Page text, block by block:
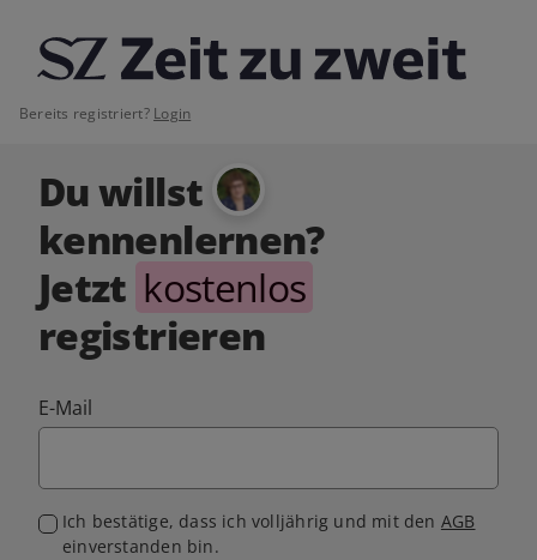
Bereits registriert? Login
Du willst
kennenlernen?
Jetzt kostenlos
registrieren
E-Mail
Ich bestätige, dass ich volljährig und mit den AGB
einverstanden bin.